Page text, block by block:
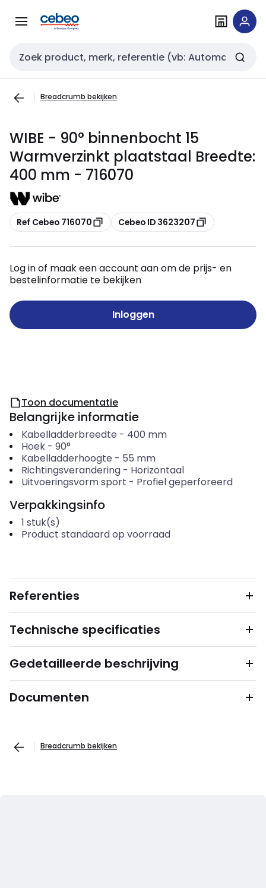
naar
naar
Zoekveld invoer
Breadcrumb bekijken
WIBE - 90° binnenbocht 15
Warmverzinkt plaatstaal Breedte:
400 mm - 716070
Kopiëren
Ref Cebeo 716070 Kopiëren
Cebeo ID 3623207
Log in of maak een account aan om de prijs- en
bestelinformatie te bekijken
Inloggen
Toon documentatie
Belangrijke informatie
Kabelladderbreedte - 400 mm
Hoek- 90°
Kabelladderhoogte - 55 mm
Richtingsverandering- Horizontaal
Uitvoeringsvorm sport - Profiel geperforeerd
Verpakkingsinfo
1 stuk(s)
Product standaard op voorraad
Referenties
Technische specificaties
Gedetailleerde beschrijving
Documenten
Breadcrumb bekijken